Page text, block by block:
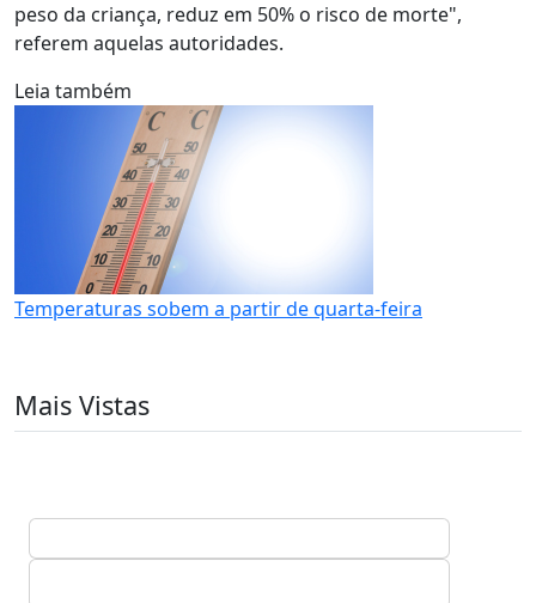
peso da criança, reduz em 50% o risco de morte",
referem aquelas autoridades.
Leia também
Temperaturas sobem a partir de quarta-feira
Mais Vistas